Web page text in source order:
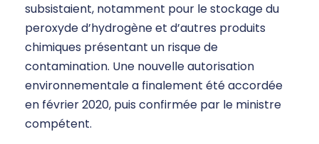
subsistaient, notamment pour le stockage du
peroxyde d’hydrogène et d’autres produits
chimiques présentant un risque de
contamination. Une nouvelle autorisation
environnementale a finalement été accordée
en février 2020, puis confirmée par le ministre
compétent.